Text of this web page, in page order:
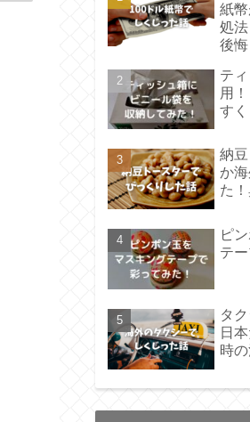
紙
処
後悔
テ
用
すく
納
か
た
ピ
テ
タ
日
時の